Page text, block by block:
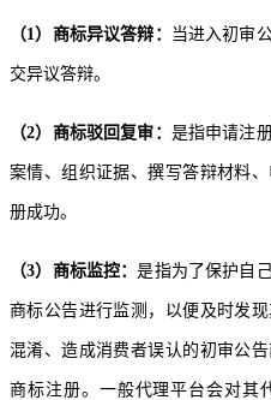
（1）商标异议答辩： 当进入初审
交异议答辩。
（2）商标驳回复审： 是指申请注
案情、组织证据、撰写答辩材料
册成功。
（3）商标监控：是指为了保护自
商标公告进行监测，以便及时发
混淆、造成消费者误认的初审公
商标注册。一般代理平台会对其